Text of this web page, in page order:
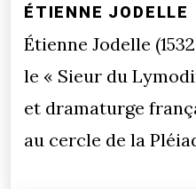
ÉTIENNE JODELLE
Étienne Jodelle
le « Sieur du
et dramaturge
au cercle de la